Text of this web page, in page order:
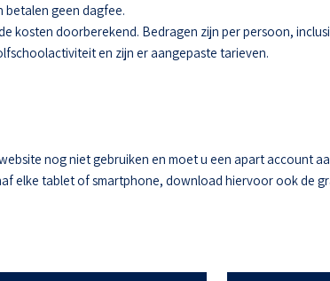
betalen geen dagfee.
kosten doorberekend. Bedragen zijn per persoon,
en zijn er aangepaste tarieven.
nog niet gebruiken en moet u een apart account
elke tablet of smartphone, download hiervoor ook de